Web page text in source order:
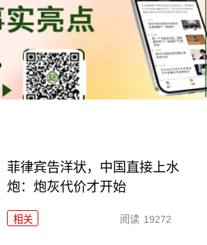
菲律宾告洋状，中国直接上水
炮：炮灰代价才开始
相关 阅读 19272